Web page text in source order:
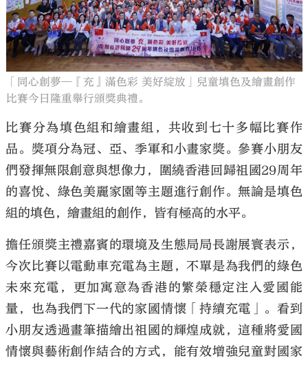
「同心創夢—『充』滿色彩 美好綻放」兒童填色及繪畫創作
比賽今日隆重舉行頒獎典禮。
比賽分為填色組和繪畫組，共收到七十多幅比賽作
品。獎項分為冠、亞、季軍和小畫家獎。參賽小朋友
們發揮無限創意與想像力，圍繞香港回歸祖國29周年
的喜悅、綠色美麗家園等主題進行創作。無論是填色
組的填色，繪畫組的創作，皆有極高的水平。
擔任頒獎主禮嘉賓的環境及生態局局長謝展寰表示，
今次比賽以電動車充電為主題，不單是為我們的綠色
未來充電，更加寓意為香港的繁榮穩定注入愛國能
量，也為我們下一代的家國情懷「持續充電」。看到
小朋友透過畫筆描繪出祖國的輝煌成就，這種將愛國
情懷與藝術創作結合的方式，能有效增強兒童對國家